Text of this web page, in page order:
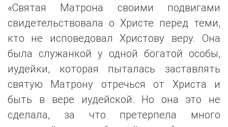
«Святая Матрона своими подвигами
свидетельствовала о Христе перед теми,
кто не исповедовал Христову веру. Она
была служанкой у одной богатой особы,
иудейки, которая пыталась заставлять
святую Матрону отречься от Христа и
быть в вере иудейской. Но она это не
сделала, за что претерпела много